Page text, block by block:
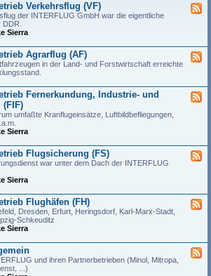
Verkehrsflug (VF)
der INTERFLUG GmbH war die eigentliche
Sierra
Agrarflug (AF)
in der Land- und Forstwirtschaft erreichte
Fernerkundung, Industrie- und
(FIF)
umfaßte Kranflugeinsätze, Luftbildbefliegungen,
Sierra
Flugsicherung (FS)
war unter dem Dach der INTERFLUG
Sierra
Flughäfen (FH)
Dresden, Erfurt, Heringsdorf, Karl-Marx-Stadt,
Schkeuditz
Sierra
und ihren Partnerbetrieben (Minol, Mitropa,
...)